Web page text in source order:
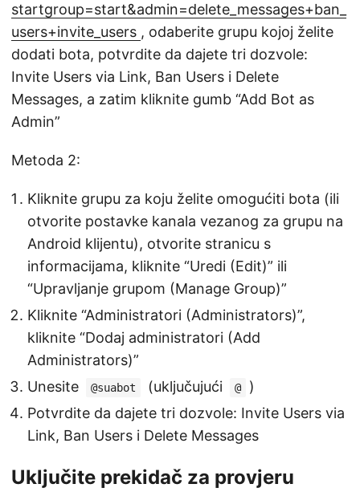
startgroup=start&admin=delete_messages+ban_
users+invite_users , odaberite grupu kojoj želite
dodati bota, potvrdite da dajete tri dozvole:
Invite Users via Link, Ban Users i Delete
Messages, a zatim kliknite gumb “Add Bot as
Admin”
Metoda 2:
Kliknite grupu za koju želite omogućiti bota (ili
otvorite postavke kanala vezanog za grupu na
Android klijentu), otvorite stranicu s
informacijama, kliknite “Uredi (Edit)” ili
“Upravljanje grupom (Manage Group)”
Kliknite “Administratori (Administrators)”,
kliknite “Dodaj administratori (Add
Administrators)”
Unesite
@suabot (uključujući @
)
Potvrdite da dajete tri dozvole: Invite Users via
Link, Ban Users i Delete Messages
Uključite prekidač za provjeru